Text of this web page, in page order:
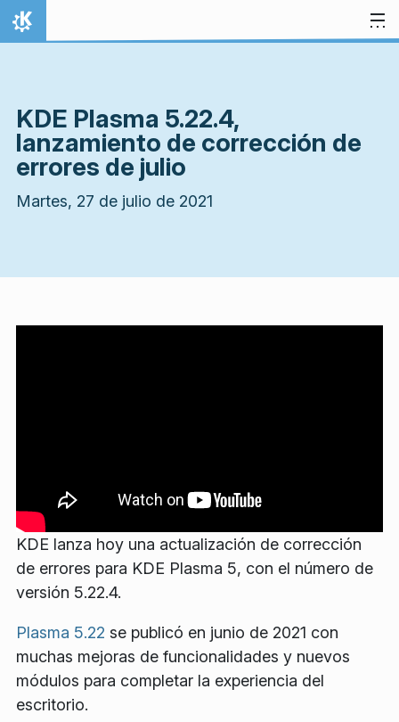
Ir al contenido
Inicio
KDE Plasma 5.22.4,
lanzamiento de corrección de
errores de julio
Martes, 27 de julio de 2021
KDE lanza hoy una actualización de corrección
de errores para KDE Plasma 5, con el número de
versión 5.22.4.
Plasma 5.22 se publicó en junio de 2021 con
muchas mejoras de funcionalidades y nuevos
módulos para completar la experiencia del
escritorio.